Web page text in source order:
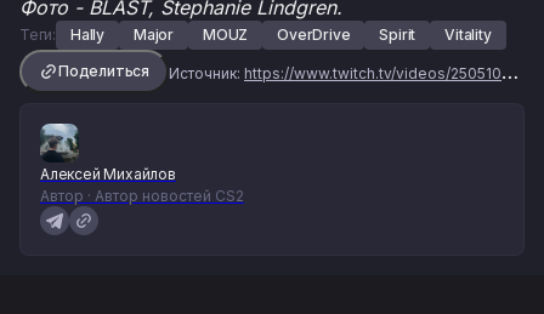
Фото - BLAST, Stephanie Lindgren.
Теги: Hally Major MOUZ OverDrive Spirit
Vitality
Поделиться
Источник: https://www.twitch.tv/videos/2505101578
Алексей Михайлов
Автор · Автор новостей CS2